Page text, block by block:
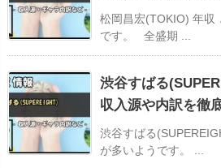
松岡昌宏(TOKIO) 年収
です。 全盛期 ...
渋谷すばる
収入源や内訳を徹
渋谷すばる
が多いようです。 ...